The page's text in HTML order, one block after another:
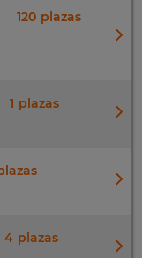
120
1
4